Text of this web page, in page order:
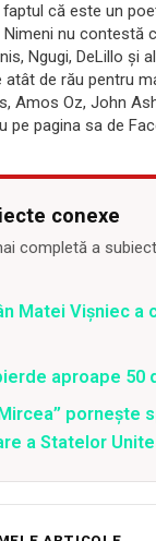
că este un
nu contestă
Ngugi, DeLillo şi
de rău pentru
Amos Oz, John
pe pagina sa de
conexe
completă a
Matei Vişniec a
aproape 50
pornește
a Statelor Unite